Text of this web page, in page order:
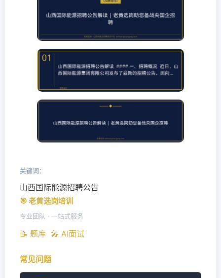
关键词：
山西国际能源招聘公告
🎯 老黄选岗培训
专业团队 · 一站式服务
📝 题库 🎤 AI面试
常见问题